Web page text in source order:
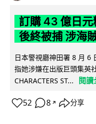
訂購 43 億日
後終被捕 涉海
日本警視廳神田署 8 月 6
指她涉嫌在出版巨頭集英
CHARACTERS ST...
閱
52 8 ↗ 分享